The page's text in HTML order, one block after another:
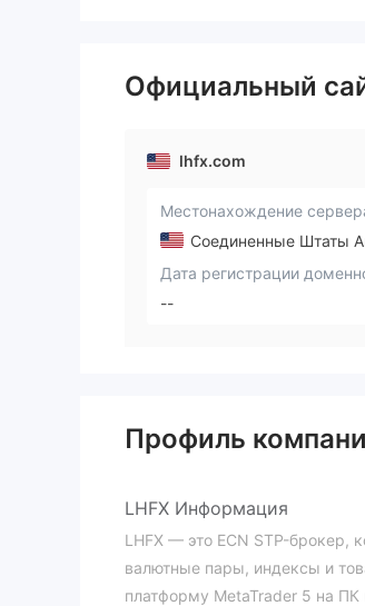
Официальный
lhfx.com
Местонахождение
Соединенные Штаты
Дата регистрации
--
Профиль
LHFX Информация
LHFX — это ECN STP-брокер,
валютные пары, индексы и
платформу MetaTrader 5 на